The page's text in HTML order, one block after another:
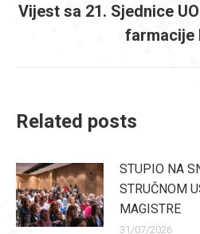
Vijest sa 21. Sjednice
farmacije
Related posts
STUPIO NA
STRUČNOM
MAGISTRE
31/07/2026